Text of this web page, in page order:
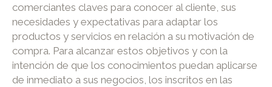
comerciantes claves para conocer al cliente, sus
necesidades y expectativas para adaptar los
productos y servicios en relación a su motivación de
compra. Para alcanzar estos objetivos y con la
intención de que los conocimientos puedan aplicarse
de inmediato a sus negocios, los inscritos en las